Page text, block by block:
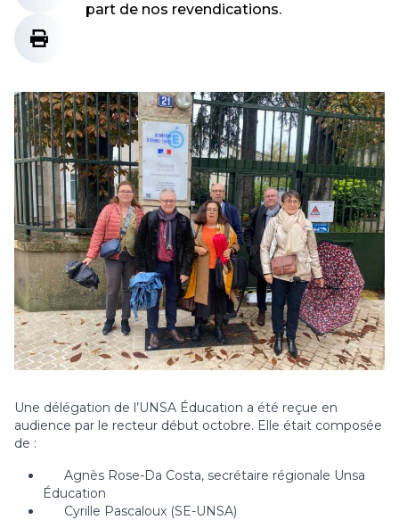
part de nos revendications.
Une délégation de l’UNSA Éducation a été reçue en
audience par le recteur début octobre. Elle était composée
de :
Agnès Rose-Da Costa, secrétaire régionale Unsa
Éducation
Cyrille Pascaloux (SE-UNSA)